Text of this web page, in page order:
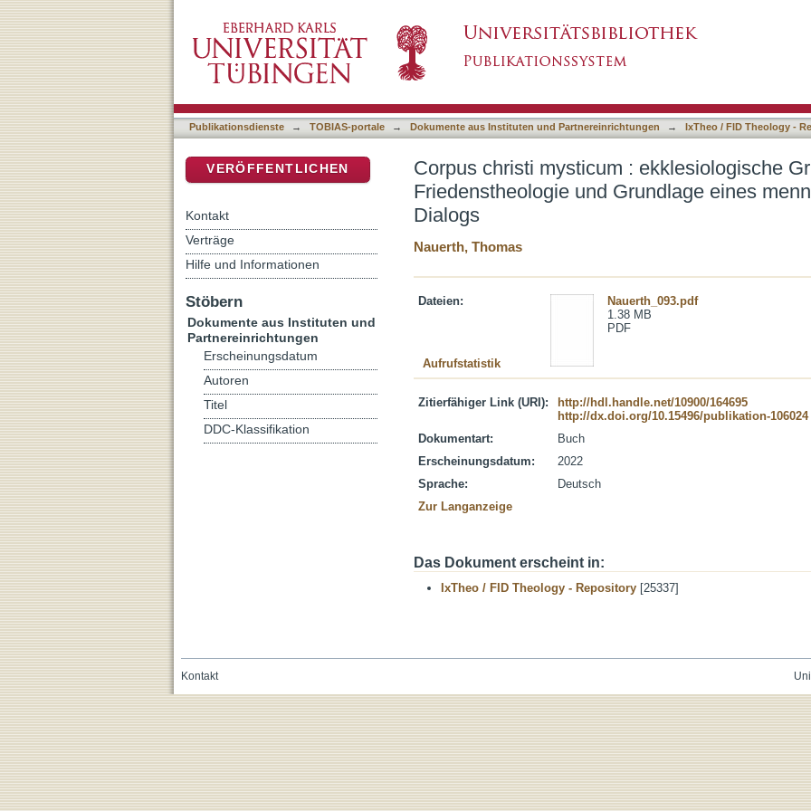
Grundlage eines mennonitisch-katholischen Dialogs
Publikationsdienste → TOBIAS-portale → Dokumente aus Instituten und Partnereinrichtungen → IxTheo / FID Theology -
Corpus christi mysticum : ekklesiologische
Friedenstheologie und Grundlage eines
Dialogs
Nauerth, Thomas
Dateien:
Nauerth_093.pdf
1.38 MB
PDF
Aufrufstatistik
Zitierfähiger Link (URI):
http://hdl.handle.net/10900/164695
http://dx.doi.org/10.15496/publikation-106024
Dokumentart:
Buch
Erscheinungsdatum:
2022
Sprache:
Deutsch
Zur Langanzeige
Das Dokument erscheint in:
IxTheo / FID Theology - Repository [25337]
VERÖFFENTLICHEN
Kontakt
Verträge
Hilfe und Informationen
Stöbern
Dokumente aus Instituten und
Partnereinrichtungen
Erscheinungsdatum
Autoren
Titel
DDC-Klassifikation
Kontakt